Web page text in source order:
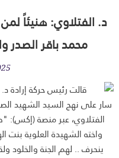
د. الفتلاوي: هنيئاً
محمد باقر الصدر
قالت رئيس حركة إرادة د.
سار على نهج السيد الشهيد
الفتلاوي، عبر منصة (إكس):
واخته الشهيدة العلوية
ينحرف .. لهم الجنة والخلود